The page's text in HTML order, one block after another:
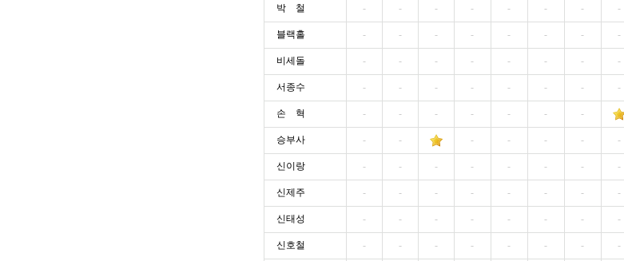
박 철 - - - - - - - -
블랙홀 - - - - - - - -
비세돌 - - - - - - - -
서종수 - - - - - - - -
손 혁 - - - - - - -
승부사 - - - - - - -
신이랑 - - - - - - - -
신제주 - - - - - - - -
신태성 - - - - - - - -
신호철 - - - - - - - -